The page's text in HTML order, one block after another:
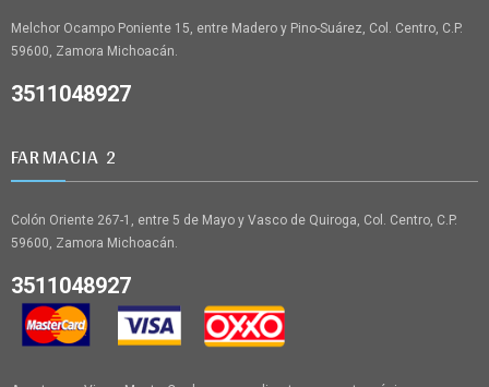
Melchor Ocampo Poniente 15, entre Madero y Pino-Suárez, Col. Centro, C.P.
59600, Zamora Michoacán.
3511048927
FARMACIA 2
Colón Oriente 267-1, entre 5 de Mayo y Vasco de Quiroga, Col. Centro, C.P.
59600, Zamora Michoacán.
3511048927